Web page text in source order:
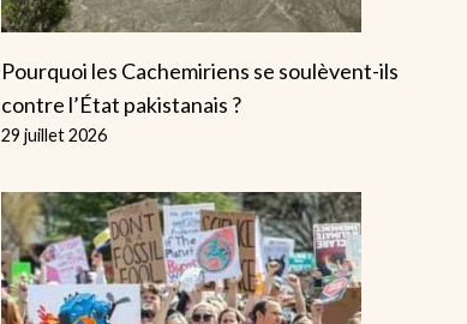
Pourquoi les Cachemiriens se soulèvent-ils
contre l’État pakistanais ?
29 juillet 2026